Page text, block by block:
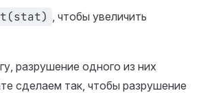
, чтобы увеличить
разрушение одного из них
сделаем так, чтобы разрушение